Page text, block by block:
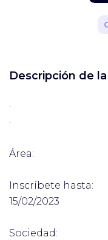
Descripción de
·
·
Área:
Inscríbete hasta:
15/02/2023
Sociedad: